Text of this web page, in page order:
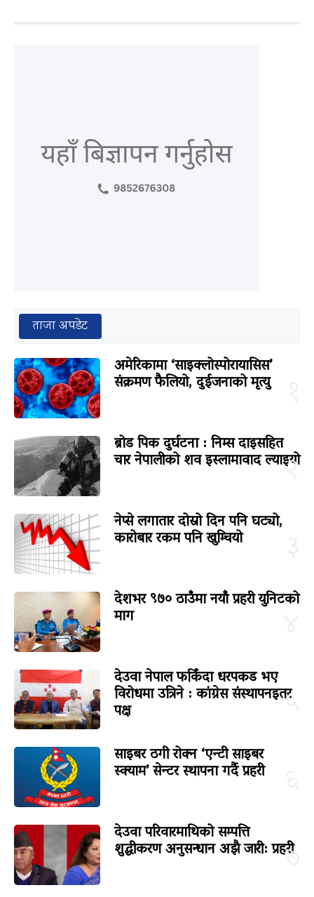
ताजा अपडेट
अमेरिकामा ‘साइक्लोस्पोरायासिस’
संक्रमण फैलियो, दुईजनाको मृत्यु
२
ब्रोड पिक दुर्घटना : निम्स दाइसहित
चार नेपालीको शव इस्लामावाद ल्याइयो
नेप्से लगातार दोस्रो दिन पनि घट्यो,
कारोबार रकम पनि खुम्चियो
देशभर ९७० ठाउँमा नयाँ प्रहरी युनिटको
माग
५
देउवा नेपाल फर्किंदा धरपकड भए
विरोधमा उत्रिने : कांग्रेस संस्थापनइतर
पक्ष
साइबर ठगी रोक्न ‘एन्टी साइबर
स्क्याम’ सेन्टर स्थापना गर्दै प्रहरी
७
देउवा परिवारमाथिको सम्पत्ति
शुद्धीकरण अनुसन्धान अझै जारी: प्रहरी